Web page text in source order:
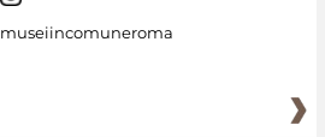
museiincomuneroma